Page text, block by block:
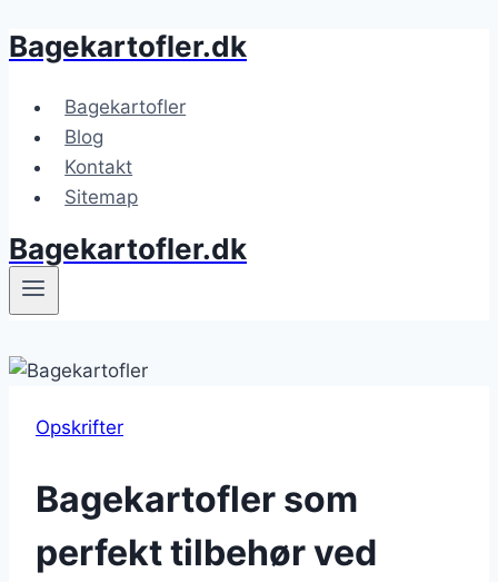
Fortsæt
indhold
Bagekartofler.dk
Bagekartofler
Blog
Kontakt
Sitemap
Bagekartofler.dk
Opskrifter
Bagekartofler som
perfekt tilbehør ved